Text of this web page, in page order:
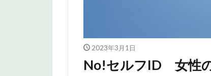
2023年3月1日
No!セルフID 女性